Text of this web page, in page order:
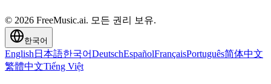
© 2026 FreeMusic.ai. 모든 권리 보유.
한국어
English 日本語한국어DeutschEspañolFrançaisPortuguês简体中文
繁體中文Tiếng Việt